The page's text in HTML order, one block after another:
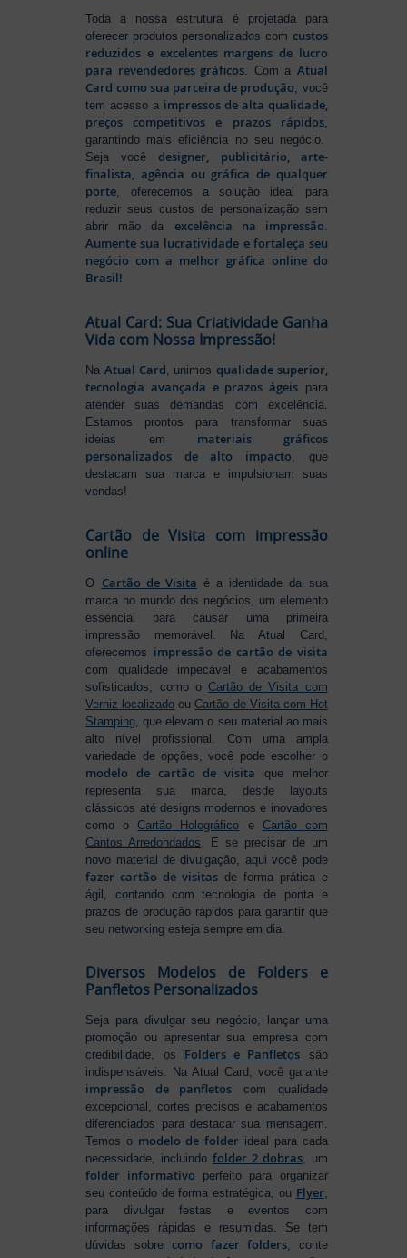
Toda a nossa estrutura é projetada para
oferecer produtos personalizados com custos
reduzidos e excelentes margens de lucro
para revendedores gráficos. Com a Atual
Card como sua parceira de produção, você
tem acesso a impressos de alta qualidade,
preços competitivos e prazos rápidos,
garantindo mais eficiência no seu negócio.
Seja vocêdesigner, publicitário, arte-
finalista, agência ou gráfica de qualquer
porte, oferecemos a solução ideal para
reduzir seus custos de personalização sem
abrir mão da excelência na impressão.
Aumente sua lucratividade e fortaleça seu
negócio com a melhor gráfica online do
Brasil!
Atual Card: Sua Criatividade Ganha
Vida com Nossa Impressão!
Na Atual Card , unimos qualidade superior,
tecnologia avançada e prazos ágeispara
atender suas demandas com excelência.
Estamos prontos para transformar suas
ideias em materiais gráficos
personalizados de alto impacto , que
destacam sua marca e impulsionam suas
vendas!
Cartão de Visita com impressão
online
O Cartão de Visita é a identidade da sua
marca no mundo dos negócios, um elemento
essencial para causar uma primeira
impressão memorável. Na Atual Card,
oferecemos impressão de cartão de visita
com qualidade impecável e acabamentos
sofisticados, como o Cartão de Visita com
Verniz localizado ouCartão de Visita com Hot
Stamping , que elevam o seu material ao mais
alto nível profissional. Com uma ampla
variedade de opções, você pode escolher o
modelo de cartão de visita que melhor
representa sua marca, desde layouts
clássicos até designs modernos e inovadores
como oCartão Holográfico e Cartão com
Cantos Arredondados . E se precisar de um
novo material de divulgação, aqui você pode
fazer cartão de visitas de forma prática e
ágil, contando com tecnologia de ponta e
prazos de produção rápidos para garantir que
seu networking esteja sempre em dia.
Diversos Modelos de Folders e
Panfletos Personalizados
Seja para divulgar seu negócio, lançar uma
promoção ou apresentar sua empresa com
credibilidade, os Folders e Panfletos são
indispensáveis. Na Atual Card, você garante
impressão de panfletos com qualidade
excepcional, cortes precisos e acabamentos
diferenciados para destacar sua mensagem.
Temos o modelo de folder ideal para cada
necessidade, incluindofolder 2 dobras, um
folder informativo perfeito para organizar
seu conteúdo de forma estratégica, ou Flyer,
para divulgar festas e eventos com
informações rápidas e resumidas. Se tem
dúvidas sobrecomo fazer folders, conte